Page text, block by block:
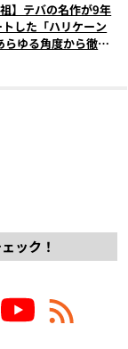
】テバの名作が9年
した「ハリケーン
ゆる角度から徹底
ック！